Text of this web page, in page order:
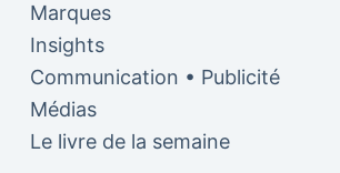
Marques
Insights
Communication • Publicité
Médias
Le livre de la semaine